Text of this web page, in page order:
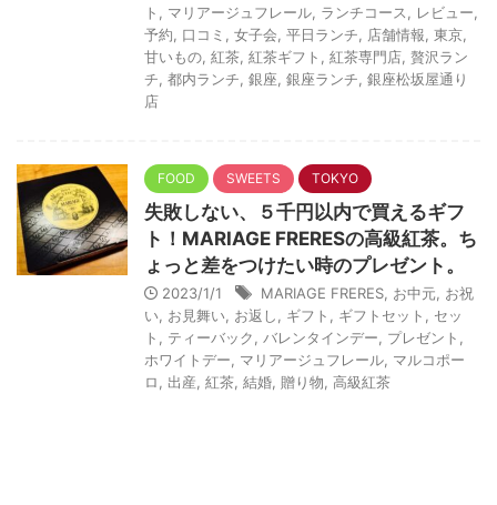
ト
マリアージュフレール ランチコース レビュー
予約
口コミ 女子会 平日ランチ 店舗情報 東京
甘いもの 紅茶 紅茶ギフト 紅茶専門店 贅沢ラン
チ 都内ランチ 銀座 銀座ランチ 銀座松坂屋通り
店
FOOD SWEETS TOKYO
失敗しない、５千円以内で買えるギフ
ト！MARIAGE FRERESの高級紅茶。ち
ょっと差をつけたい時のプレゼント。
2023/1/1 MARIAGE FRERES お中元 お祝
い お見舞い お返し ギフト ギフトセット
セッ
ト
ティーバック バレンタインデー プレゼント
ホワイトデー
マリアージュフレール マルコポー
ロ
出産 紅茶 結婚 贈り物 高級紅茶